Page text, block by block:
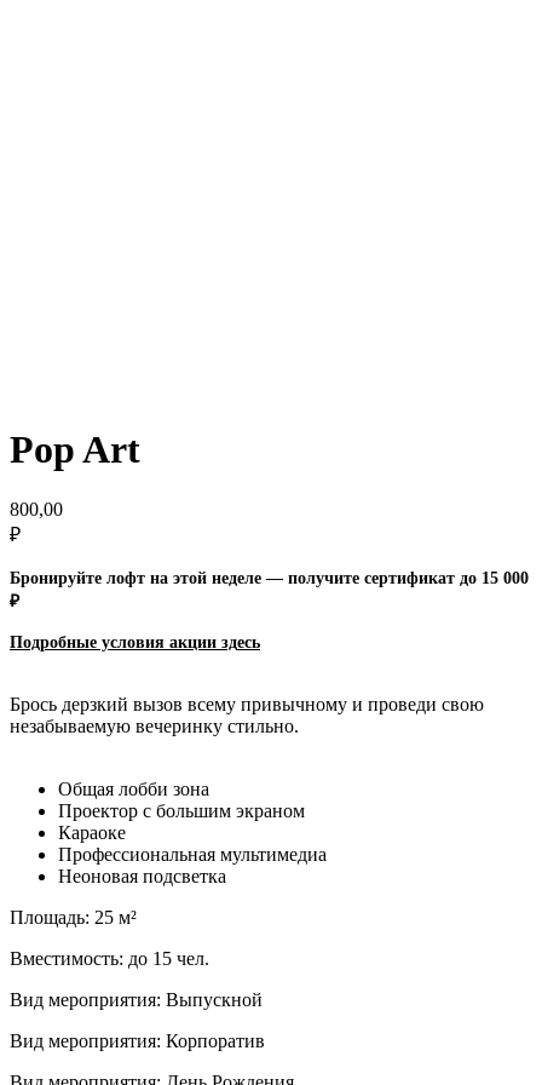
Pop Art
800,00
₽
Бронируйте лофт на этой неделе — получите сертификат до 15 000
₽
Подробные условия акции здесь
Брось дерзкий вызов всему привычному и проведи свою
незабываемую вечеринку стильно.
Общая лобби зона
Проектор с большим экраном
Караоке
Профессиональная мультимедиа
Неоновая подсветка
Площадь: 25 м²
Вместимость: до 15 чел.
Вид мероприятия: Выпускной
Вид мероприятия: Корпоратив